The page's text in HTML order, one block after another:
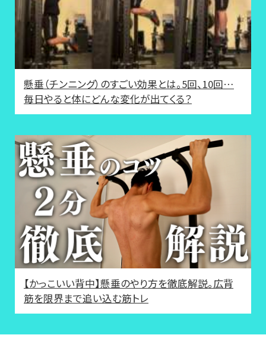
懸垂（チンニング）のすごい効果とは。5回、10回…
毎日やると体にどんな変化が出てくる？
【かっこいい背中】懸垂のやり方を徹底解説。広背
筋を限界まで追い込む筋トレ